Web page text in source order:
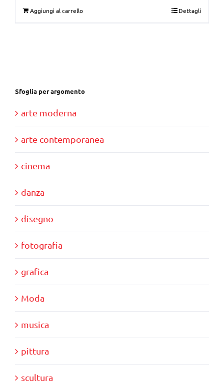
Aggiungi al carrello Dettagli
Sfoglia per argomento
arte moderna
arte contemporanea
cinema
danza
disegno
fotografia
grafica
Moda
musica
pittura
scultura